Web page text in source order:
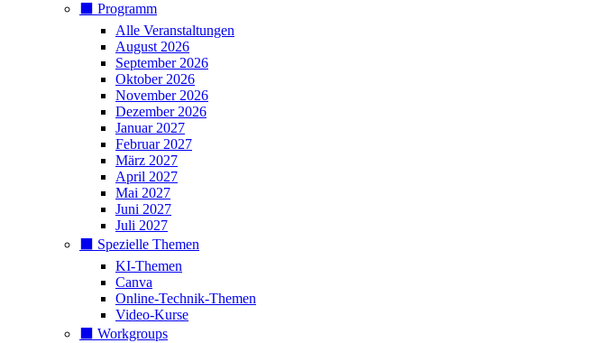
⬛️ Programm
Alle Veranstaltungen
August 2026
September 2026
Oktober 2026
November 2026
Dezember 2026
Januar 2027
Februar 2027
März 2027
April 2027
Mai 2027
Juni 2027
Juli 2027
⬛️ Spezielle Themen
KI-Themen
Canva
Online-Technik-Themen
Video-Kurse
⬛️ Workgroups